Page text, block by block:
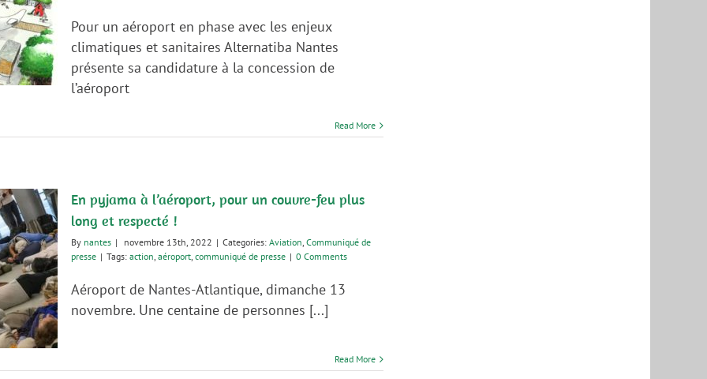
Pour un aéroport en phase avec les enjeux
climatiques et sanitaires Alternatiba Nantes
présente sa candidature à la concession de
l’aéroport
Read More
En pyjama à l’aéroport, pour un couvre-feu plus
long et respecté !
By nantes | novembre 13th, 2022 | Categories: Aviation, Communiqué de
presse | Tags: action, aéroport, communiqué de presse | 0 Comments
Aéroport de Nantes-Atlantique, dimanche 13
novembre. Une centaine de personnes [...]
Read More